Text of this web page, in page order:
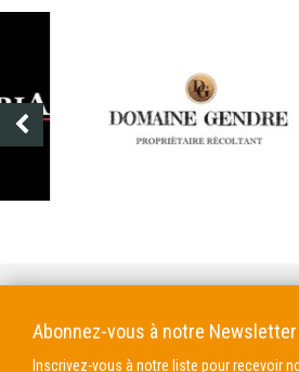
Abonnez-vous à notre Newsletter
Inscrivez-vous à notre liste pour recevoir